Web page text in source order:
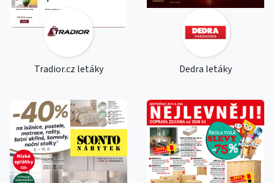
Tradior.cz letáky Dedra letáky